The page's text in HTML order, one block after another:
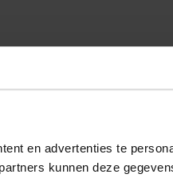
en advertenties te
kunnen deze